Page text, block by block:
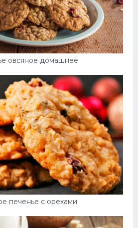
овсяное домашнее
печенье с орехами